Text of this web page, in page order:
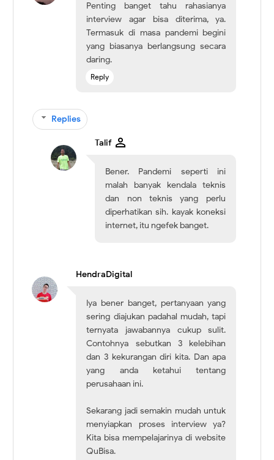
Penting banget tahu rahasianya
interview agar bisa diterima, ya.
Termasuk di masa pandemi begini
yang biasanya berlangsung secara
daring.
Reply
Replies
Talif
Bener. Pandemi seperti ini
malah banyak kendala teknis
dan non teknis yang perlu
diperhatikan sih. kayak koneksi
internet, itu ngefek banget.
HendraDigital
Iya bener banget, pertanyaan yang
sering diajukan padahal mudah, tapi
ternyata jawabannya cukup sulit.
Contohnya sebutkan 3 kelebihan
dan 3 kekurangan diri kita. Dan apa
yang anda ketahui tentang
perusahaan ini.
Sekarang jadi semakin mudah untuk
menyiapkan proses interview ya?
Kita bisa mempelajarinya di website
QuBisa.